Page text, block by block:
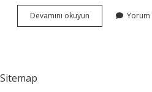
Devamını okuyun
Nasıl
Yorum
Sitemap